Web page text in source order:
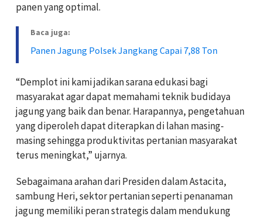
panen yang optimal.
Baca juga:
Panen Jagung Polsek Jangkang Capai 7,88 Ton
“Demplot ini kami jadikan sarana edukasi bagi
masyarakat agar dapat memahami teknik budidaya
jagung yang baik dan benar. Harapannya, pengetahuan
yang diperoleh dapat diterapkan di lahan masing-
masing sehingga produktivitas pertanian masyarakat
terus meningkat,” ujarnya.
Sebagaimana arahan dari Presiden dalam Astacita,
sambung Heri, sektor pertanian seperti penanaman
jagung memiliki peran strategis dalam mendukung